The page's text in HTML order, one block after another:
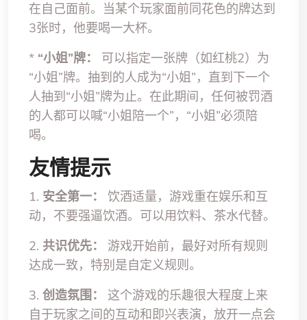
在自己面前。当某个玩家面前同花色的牌达到
3张时，他要喝一大杯。
* “小姐”牌：
可以指定一张牌（如红桃2）为
“小姐”牌。抽到的人成为“小姐”，直到下一个
人抽到“小姐”牌为止。在此期间，任何被罚酒
的人都可以喊“小姐陪一个”，“小姐”必须陪
喝。
友情提示
1. 安全第一：
饮酒适量，游戏重在娱乐和互
动，不要强逼饮酒。可以用饮料、茶水代替。
2. 共识优先：
游戏开始前，最好对所有规则
达成一致，特别是自定义规则。
3. 创造氛围：
这个游戏的乐趣很大程度上来
自于玩家之间的互动和即兴表演，放开一点会